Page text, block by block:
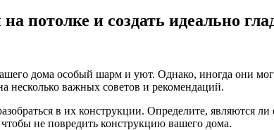
и создать идеально
дома особый шарм и уют. Однако, иногда они
несколько важных советов и рекомендаций.
в их конструкции. Определите, являются
не повредить конструкцию вашего дома.